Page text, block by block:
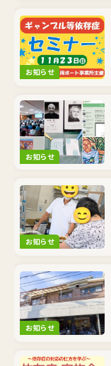
お知らせ
お知らせ
お知らせ
お知らせ